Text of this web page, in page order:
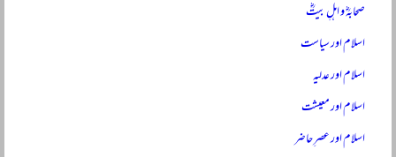
صحابہؓ و اہلِ بیتؓ
اسلام اور سیاست
اسلام اور عدلیہ
اسلام اور معیشت
اسلام اور عصرِ حاضر